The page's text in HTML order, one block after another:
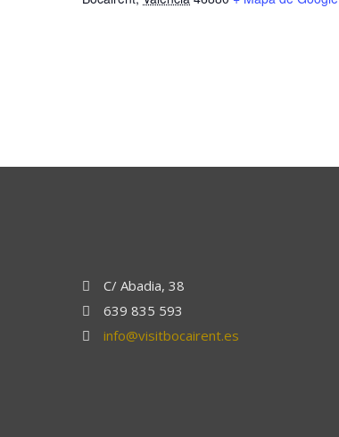
C/ Abadia, 38
639 835 593
info@visitbocairent.es